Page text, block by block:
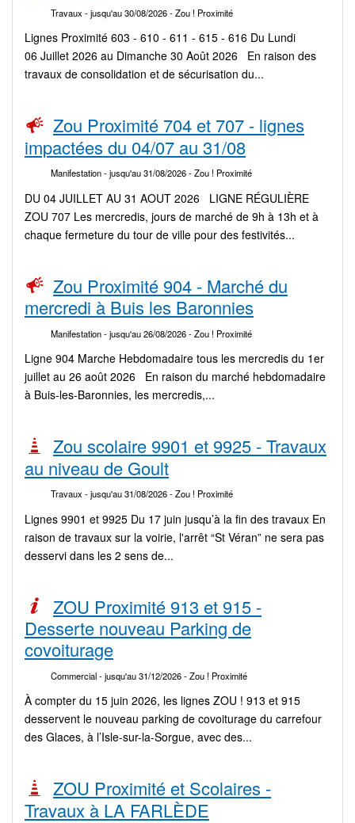
Travaux - jusqu'au 30/08/2026- Zou ! Proximité
Lignes Proximité 603 - 610 - 611 - 615 - 616 Du Lundi
06 Juillet 2026 au Dimanche 30 Août 2026 En raison des
travaux de consolidation et de sécurisation du...
Zou Proximité 704 et 707 - lignes
impactées du 04/07 au 31/08
Manifestation- jusqu'au 31/08/2026- Zou ! Proximité
DU 04 JUILLET AU 31 AOUT 2026 LIGNE RÉGULIÈRE
ZOU 707 Les mercredis, jours de marché de 9h à 13h et à
chaque fermeture du tour de ville pour des festivités...
Zou Proximité 904 - Marché du
mercredi à Buis les Baronnies
Manifestation- jusqu'au 26/08/2026- Zou ! Proximité
Ligne 904 Marche Hebdomadaire tous les mercredis du 1er
juillet au 26 août 2026 En raison du marché hebdomadaire
à Buis-les-Baronnies, les mercredis,...
Zou scolaire 9901 et 9925 - Travaux
au niveau de Goult
Travaux - jusqu'au 31/08/2026- Zou ! Proximité
Lignes 9901 et 9925 Du 17 juin jusqu’à la fin des travaux En
raison de travaux sur la voirie, l'arrêt “St Véran” ne sera pas
desservi dans les 2 sens de...
ZOU Proximité 913 et 915 -
Desserte nouveau Parking de
covoiturage
Commercial- jusqu'au 31/12/2026- Zou ! Proximité
À compter du 15 juin 2026, les lignes ZOU ! 913 et 915
desservent le nouveau parking de covoiturage du carrefour
des Glaces, à l’Isle-sur-la-Sorgue, avec des...
ZOU Proximité et Scolaires -
Travaux à LA FARLÈDE